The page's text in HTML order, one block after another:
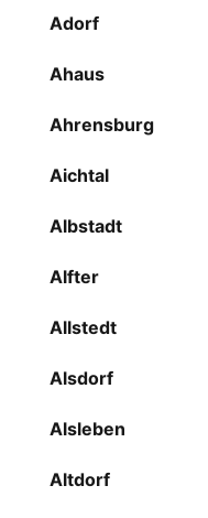
Adorf
Ahaus
Ahrensburg
Aichtal
Albstadt
Alfter
Allstedt
Alsdorf
Alsleben
Altdorf